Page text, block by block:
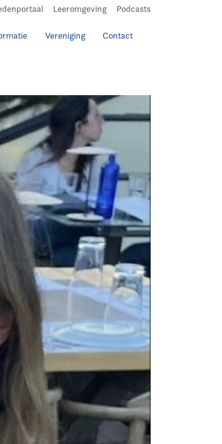
Leeromgeving Podcasts
Vereniging Contact